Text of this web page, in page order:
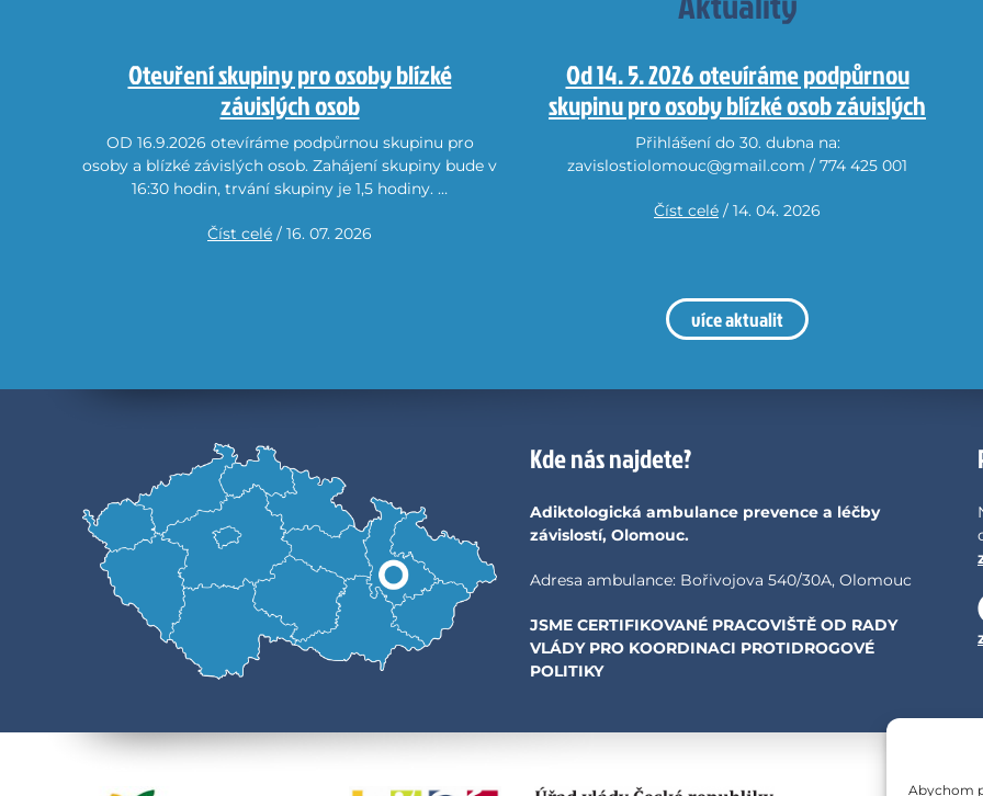
Abychom
Otevření skupiny pro osoby blízké
závislých osob
OD 16.9.2026 otevíráme podpůrnou skupinu pro
osoby a blízké závislých osob. Zahájení skupiny bude v
16:30 hodin, trvání skupiny je 1,5 hodiny. …
Číst celé / 16. 07. 2026
Od 14. 5. 2026 otevíráme podpůrnou
skupinu pro osoby blízké osob závislých
Přihlášení do 30. dubna na:
zavislostiolomouc@gmail.com / 774 425 001
Číst celé / 14. 04. 2026
více aktualit
Kde nás najdete?
Adiktologická ambulance prevence a léčby
závislostí, Olomouc.
Adresa ambulance: Bořivojova 540/30A, Olomouc
JSME CERTIFIKOVANÉ PRACOVIŠTĚ OD RADY
VLÁDY PRO KOORDINACI PROTIDROGOVÉ
POLITIKY